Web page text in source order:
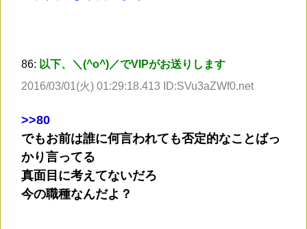
86: 以下、＼(^o^)／でVIPがお送りします
2016/03/01(火) 01:29:18.413 ID:SVu3aZWf0.net
>>80
でもお前は誰に何言われても否定的なことばっ
かり言ってる
真面目に考えてないだろ
今の職種なんだよ？